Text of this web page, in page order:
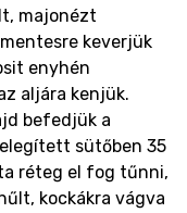
majonézt
keverjük
enyhén
aljára kenjük.
befedjük a
sütőben 35
réteg el fog tűnni,
kockákra vágva